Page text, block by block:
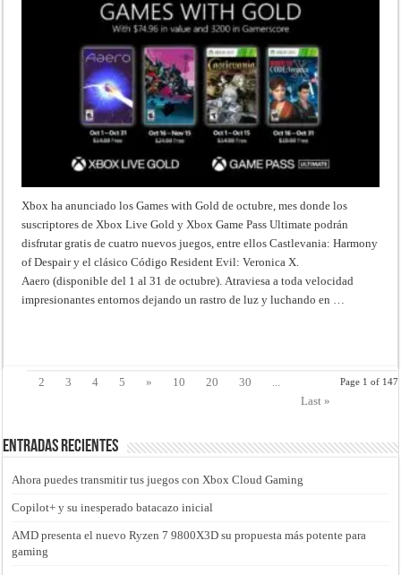
Xbox ha anunciado los Games with Gold de octubre, mes donde los
suscriptores de Xbox Live Gold y Xbox Game Pass Ultimate podrán
disfrutar gratis de cuatro nuevos juegos, entre ellos Castlevania: Harmony
of Despair y el clásico Código Resident Evil: Veronica X.
Aaero (disponible del 1 al 31 de octubre). Atraviesa a toda velocidad
impresionantes entornos dejando un rastro de luz y luchando en …
Page 1 of 147
2 3 4 5 » 10 20 30
...
Last »
Entradas recientes
Ahora puedes transmitir tus juegos con Xbox Cloud Gaming
Copilot+ y su inesperado batacazo inicial
AMD presenta el nuevo Ryzen 7 9800X3D su propuesta más potente para
gaming